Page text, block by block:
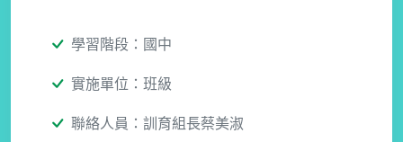
學習階段：國中
實施單位：班級
聯絡人員：訓育組長蔡美淑